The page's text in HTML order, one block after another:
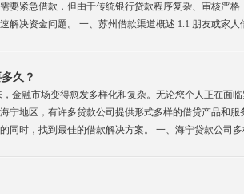
要紧急借款，但由于传统银行贷款程序复杂、审核严
解决资金问题。 一、苏州借款渠道概述 1.1 朋友或家
久？
金融市场变得愈发多样化和复杂。无论您个人正在面
宁地区，有许多贷款公司提供形式多样的借贷产品和
同时，找到最佳的借款解决方案。 一、海宁贷款公司